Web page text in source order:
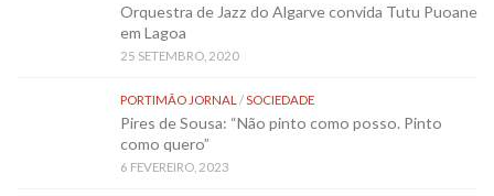
Orquestra de Jazz do Algarve convida Tutu Puoane
em Lagoa
25 SETEMBRO, 2020
PORTIMÃO JORNAL /SOCIEDADE
Pires de Sousa: “Não pinto como posso. Pinto
como quero”
6 FEVEREIRO, 2023